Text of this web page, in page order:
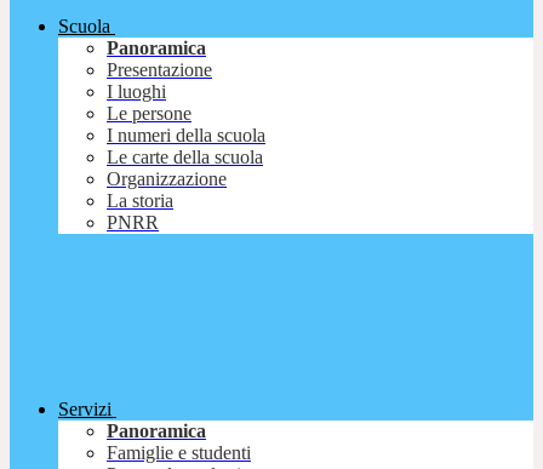
Scuola
Panoramica
Presentazione
I luoghi
Le persone
I numeri della scuola
Le carte della scuola
Organizzazione
La storia
PNRR
Servizi
Panoramica
Famiglie e studenti